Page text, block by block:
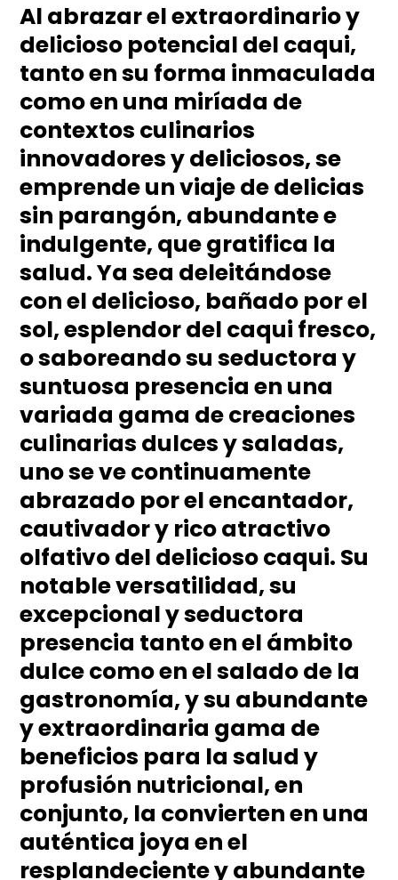
Al abrazar el extraordinario y
delicioso potencial del caqui,
tanto en su forma inmaculada
como en una miríada de
contextos culinarios
innovadores y deliciosos, se
emprende un viaje de delicias
sin parangón, abundante e
indulgente, que gratifica la
salud. Ya sea deleitándose
con el delicioso, bañado por el
sol, esplendor del caqui fresco,
o saboreando su seductora y
suntuosa presencia en una
variada gama de creaciones
culinarias dulces y saladas,
uno se ve continuamente
abrazado por el encantador,
cautivador y rico atractivo
olfativo del delicioso caqui. Su
notable versatilidad, su
excepcional y seductora
presencia tanto en el ámbito
dulce como en el salado de la
gastronomía, y su abundante
y extraordinaria gama de
beneficios para la salud y
profusión nutricional, en
conjunto, la convierten en una
auténtica joya en el
resplandeciente y abundante